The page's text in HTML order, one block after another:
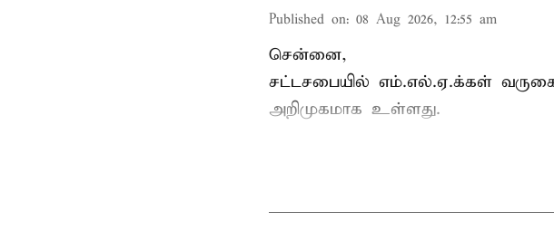
Published on: 08 Aug 2026, 12:55 am
சென்னை,
சட்டசபையில் எம்.எல்.ஏ.க்கள்
அறிமுகமாக உள்ளது.